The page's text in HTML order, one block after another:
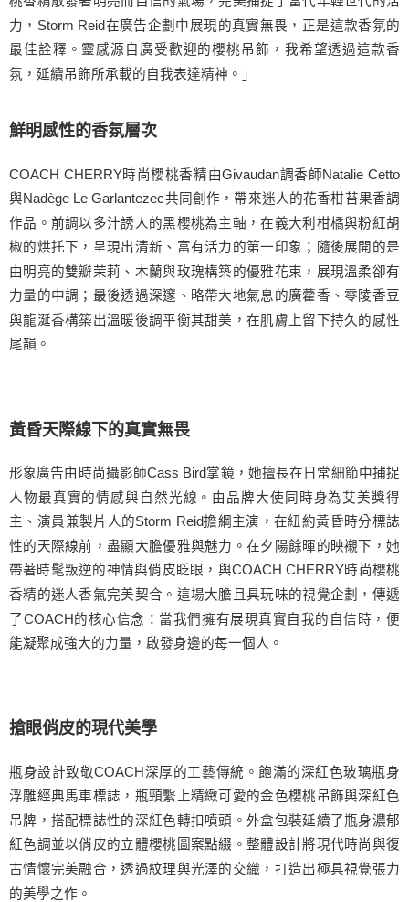
力，Storm Reid在廣告企劃中展現的真實無畏，正是這款香氛的
最佳詮釋。靈感源自廣受歡迎的櫻桃吊飾，我希望透過這款香
氛，延續吊飾所承載的自我表達精神。」
鮮明感性的香氛層次
COACH CHERRY時尚櫻桃香精由Givaudan調香師Natalie Cetto
與Nadège Le Garlantezec共同創作，帶來迷人的花香柑苔果香調
作品。前調以多汁誘人的黑櫻桃為主軸，在義大利柑橘與粉紅胡
椒的烘托下，呈現出清新、富有活力的第一印象；隨後展開的是
由明亮的雙瓣茉莉、木蘭與玫瑰構築的優雅花束，展現溫柔卻有
力量的中調；最後透過深邃、略帶大地氣息的廣藿香、零陵香豆
與龍涎香構築出溫暖後調平衡其甜美，在肌膚上留下持久的感性
尾韻。
黃昏天際線下的真實無畏
形象廣告由時尚攝影師Cass Bird掌鏡，她擅長在日常細節中捕捉
人物最真實的情感與自然光線。由品牌大使同時身為艾美獎得
主、演員兼製片人的Storm Reid擔綱主演，在紐約黃昏時分標誌
性的天際線前，盡顯大膽優雅與魅力。在夕陽餘暉的映襯下，她
帶著時髦叛逆的神情與俏皮眨眼，與COACH CHERRY時尚櫻桃
香精的迷人香氣完美契合。這場大膽且具玩味的視覺企劃，傳遞
了COACH的核心信念：當我們擁有展現真實自我的自信時，便
能凝聚成強大的力量，啟發身邊的每一個人。
搶眼俏皮的現代美學
瓶身設計致敬COACH深厚的工藝傳統。飽滿的深紅色玻璃瓶身
浮雕經典馬車標誌，瓶頸繫上精緻可愛的金色櫻桃吊飾與深紅色
吊牌，搭配標誌性的深紅色轉扣噴頭。外盒包裝延續了瓶身濃郁
紅色調並以俏皮的立體櫻桃圖案點綴。整體設計將現代時尚與復
古情懷完美融合，透過紋理與光澤的交織，打造出極具視覺張力
的美學之作。